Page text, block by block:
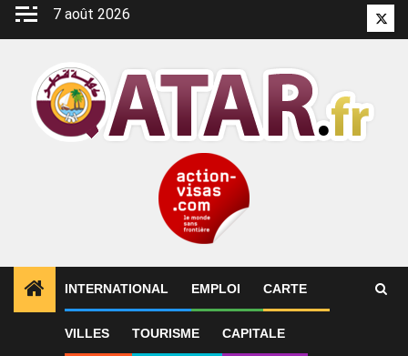
Aller
7 août 2026
INTERNATIONAL EMPLOI CARTE
VILLES TOURISME CAPITALE
International